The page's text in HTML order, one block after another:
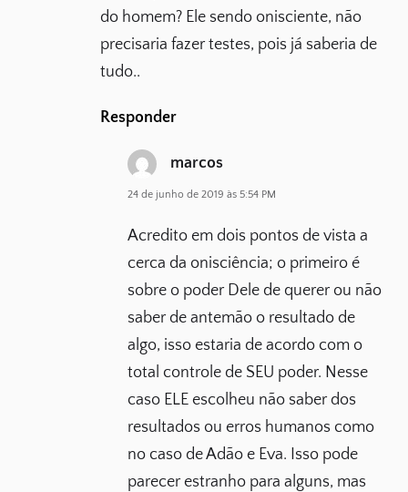
do homem? Ele sendo onisciente, não
precisaria fazer testes, pois já saberia de
tudo..
Responder
marcos
24 de junho de 2019 às 5:54 PM
Acredito em dois pontos de vista a
cerca da onisciência; o primeiro é
sobre o poder Dele de querer ou não
saber de antemão o resultado de
algo, isso estaria de acordo com o
total controle de SEU poder. Nesse
caso ELE escolheu não saber dos
resultados ou erros humanos como
no caso de Adão e Eva. Isso pode
parecer estranho para alguns, mas